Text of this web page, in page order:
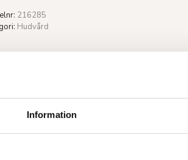
Information
216285
Hudvård